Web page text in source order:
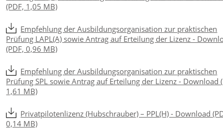
(PDF, 1,05 MB)
Empfehlung der Ausbildungsorganisation zur praktischen
Prüfung LAPL(A) sowie Antrag auf Erteilung der Lizenz -
(PDF, 0,96 MB)
Empfehlung der Ausbildungsorganisation zur praktischen
Prüfung SPL sowie Antrag auf Erteilung der Lizenz - Download
1,61 MB)
Privatpilotenlizenz (Hubschrauber) – PPL(H) - Download
0,14 MB)